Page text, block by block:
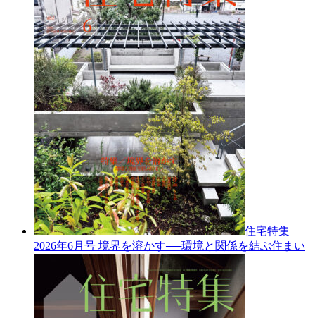
住宅特集
2026年6月号 境界を溶かす──環境と関係を結ぶ住まい